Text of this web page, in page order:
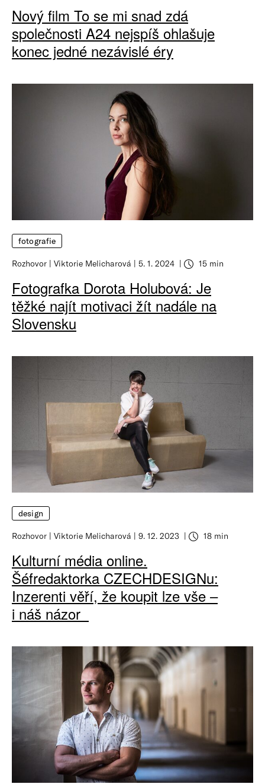
Nový film To se mi snad zdá
společnosti A24 nejspíš ohlašuje
konec jedné nezávislé éry
fotografie
Rozhovor Viktorie Melicharová 5. 1. 2024 15 min
Fotografka Dorota Holubová: Je
těžké najít motivaci žít nadále na
Slovensku
design
Rozhovor Viktorie Melicharová 9. 12. 2023 18 min
Kulturní média online.
Šéfredaktorka CZECHDESIGNu:
Inzerenti věří, že koupit lze vše –
i náš názor